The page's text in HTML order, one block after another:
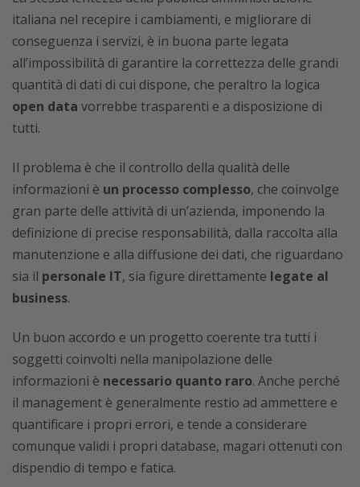
italiana nel recepire i cambiamenti, e migliorare di
conseguenza i servizi, è in buona parte legata
all’impossibilità di garantire la correttezza delle grandi
quantità di dati di cui dispone, che peraltro la logica
open data vorrebbe trasparenti e a disposizione di
tutti.
Il problema è che il controllo della qualità delle
informazioni è un processo complesso, che coinvolge
gran parte delle attività di un’azienda, imponendo la
definizione di precise responsabilità, dalla raccolta alla
manutenzione e alla diffusione dei dati, che riguardano
sia il personale IT, sia figure direttamente legate al
business.
Un buon accordo e un progetto coerente tra tutti i
soggetti coinvolti nella manipolazione delle
informazioni è necessario quanto raro. Anche perché
il management è generalmente restio ad ammettere e
quantificare i propri errori, e tende a considerare
comunque validi i propri database, magari ottenuti con
dispendio di tempo e fatica.